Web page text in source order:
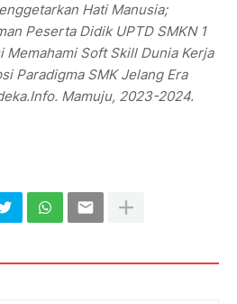
Hati Manusia;
Peserta Didik UPTD SMKN 1
Memahami Soft Skill Dunia Kerja
Paradigma SMK Jelang Era
Mamuju, 2023-2024.